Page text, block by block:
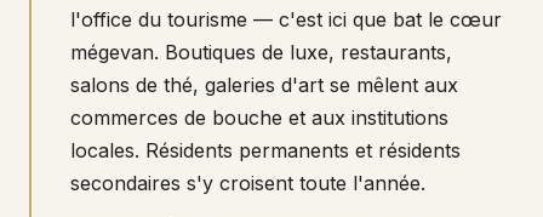
l'office du tourisme — c'est ici que bat le cœur
mégevan. Boutiques de luxe, restaurants,
salons de thé, galeries d'art se mêlent aux
commerces de bouche et aux institutions
locales. Résidents permanents et résidents
secondaires s'y croisent toute l'année.